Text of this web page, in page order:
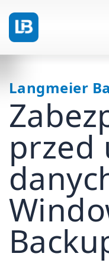
Langmeier
przed